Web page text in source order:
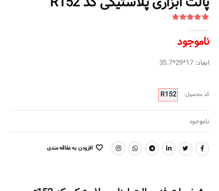
ناموجود
ابعاد: 17*29*35.7
کد محصول: R152
ناموجود
اشتراک گذاری: افزودن به علاقه مندی